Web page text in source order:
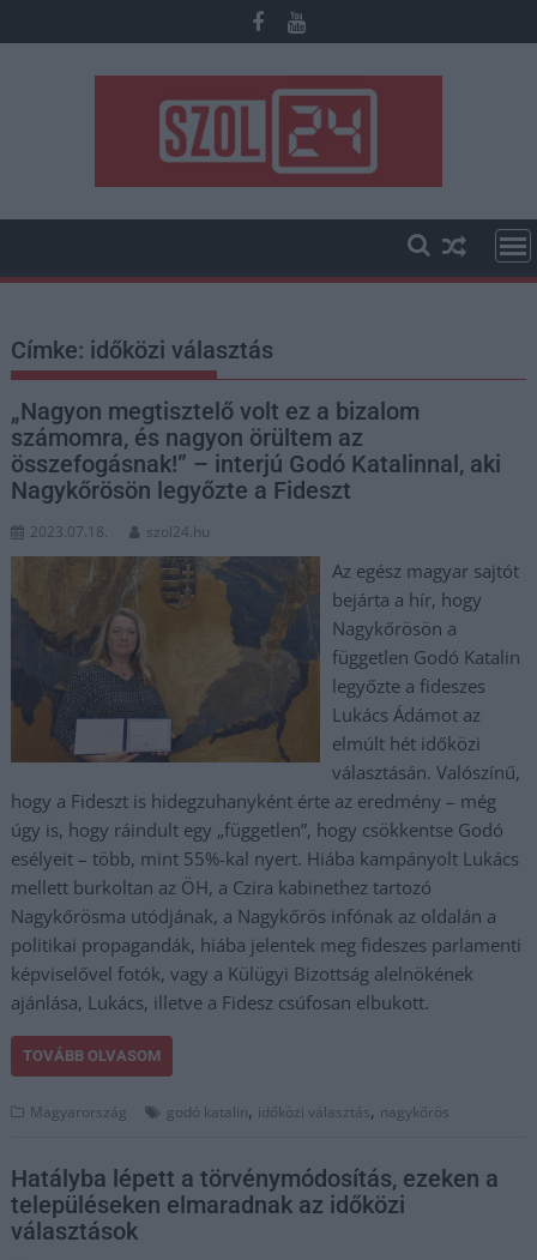
to
Címke: időközi választás
„Nagyon megtisztelő volt ez a bizalom
számomra, és nagyon örültem az
összefogásnak!” – interjú Godó Katalinnal, aki
Nagykőrösön legyőzte a Fideszt
2023.07.18. szol24.hu
Az egész magyar sajtót
bejárta a hír, hogy
Nagykőrösön a
független Godó Katalin
legyőzte a fideszes
Lukács Ádámot az
elmúlt hét időközi
választásán. Valószínű,
hogy a Fideszt is hidegzuhanyként érte az eredmény – még
úgy is, hogy ráindult egy „független”, hogy csökkentse Godó
esélyeit – több, mint 55%-kal nyert. Hiába kampányolt Lukács
mellett burkoltan az ÖH, a Czira kabinethez tartozó
Nagykőrösma utódjának, a Nagykőrös infónak az oldalán a
politikai propagandák, hiába jelentek meg fideszes parlamenti
képviselővel fotók, vagy a Külügyi Bizottság alelnökének
ajánlása, Lukács, illetve a Fidesz csúfosan elbukott.
TOVÁBB OLVASOM
Magyarország godó katalin, időközi választás, nagykőrös
Hatályba lépett a törvénymódosítás, ezeken a
településeken elmaradnak az időközi
választások